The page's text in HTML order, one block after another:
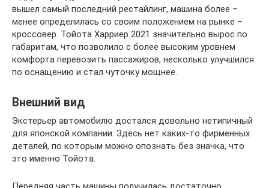
вышел самый последний рестайлинг, машина более –
менее определилась со своим положением на рынке –
кроссовер. Тойота Харриер 2021 значительно вырос по
габаритам, что позволило с более высоким уровнем
комфорта перевозить пассажиров, несколько улучшился
по оснащению и стал чуточку мощнее.
Внешний вид
Экстерьер автомобилю достался довольно нетипичный
для японской компании. Здесь нет каких-то фирменных
деталей, по которым можно опознать без значка, что
это именно Тойота.